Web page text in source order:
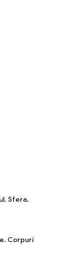
Sfera.
Corpuri